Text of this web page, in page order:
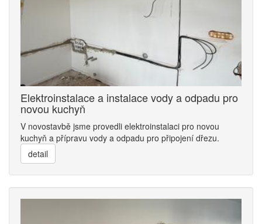
Elektroinstalace a instalace vody a odpadu pro
novou kuchyň
V novostavbě jsme provedli elektroinstalaci pro novou
kuchyň a přípravu vody a odpadu pro připojení dřezu.
detail